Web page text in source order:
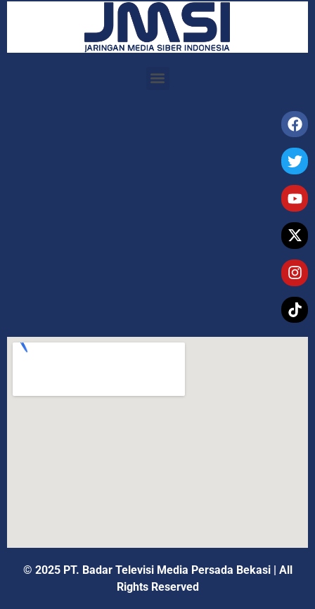
© 2025 PT. Badar Televisi Media Persada Bekasi
All
Rights Reserved